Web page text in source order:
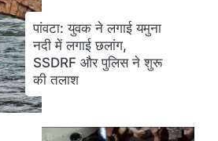
पांवटा: युवक ने लगाई यमुना
नदी में लगाई छलांग,
SSDRF और पुलिस ने शुरू
की तलाश